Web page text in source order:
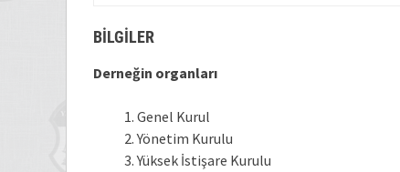
BİLGİLER
Derneğin organları
Genel Kurul
Yönetim Kurulu
Yüksek İstişare Kurulu